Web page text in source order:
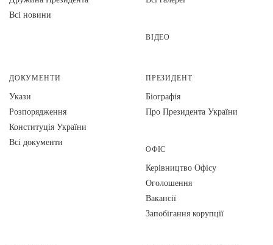
Всі новини
ВІДЕО
ДОКУМЕНТИ
Укази
Розпорядження
Конституція України
Всі документи
ПРЕЗИДЕНТ
Біографія
Про Президента України
ОФІС
Керівництво Офісу
Оголошення
Вакансії
Запобігання корупції